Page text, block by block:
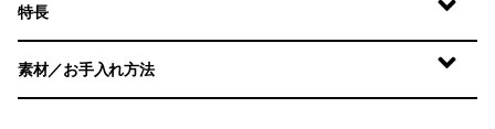
特長
素材／お手入れ方法